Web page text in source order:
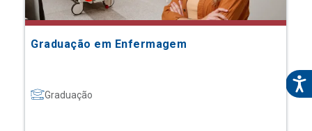
Graduação em Enfermagem
Graduação